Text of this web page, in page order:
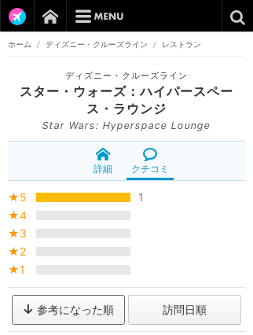
ホーム / ディズニー・クルーズライン / レストラン
ディズニー・クルーズライン
スター・ウォーズ：ハイパースペー
ス・ラウンジ
Star Wars: Hyperspace Lounge
詳細 クチコミ
★5
1
★4
★3
★2
★1
参考になった順 訪問日順